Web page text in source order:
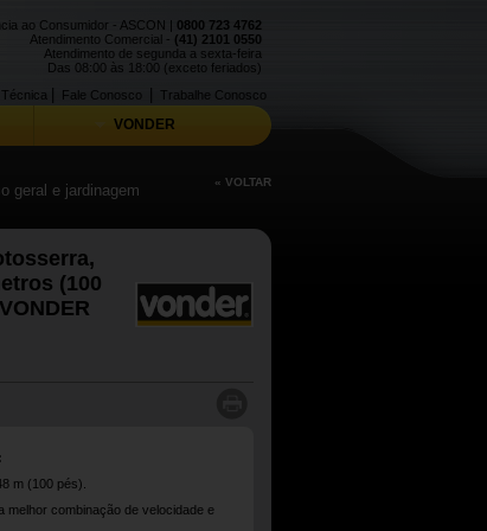
ao Consumidor - ASCON | 0800 723 4762
Atendimento Comercial - (41) 2101 0550
Atendimento de segunda a sexta-feira
Das 08:00 às 18:00 (exceto feriados)
Trabalhe Conosco
Fale Conosco
VONDER
geral e jardinagem
« VOLTAR
(100
m (100 pés).
melhor combinação de velocidade e